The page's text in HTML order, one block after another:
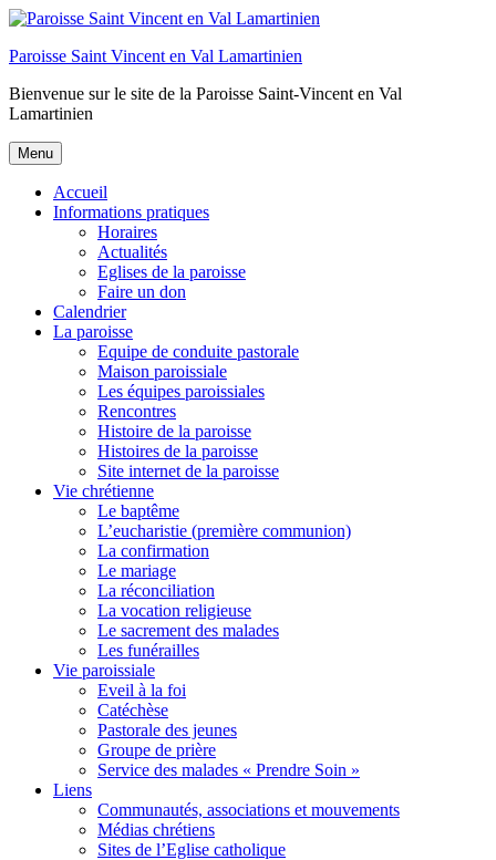
Aller
contenu
Paroisse Saint Vincent en Val Lamartinien
Bienvenue sur le site de la Paroisse Saint-Vincent en Val
Lamartinien
Menu
Accueil
Informations pratiques
Horaires
Actualités
Eglises de la paroisse
Faire un don
Calendrier
La paroisse
Equipe de conduite pastorale
Maison paroissiale
Les équipes paroissiales
Rencontres
Histoire de la paroisse
Histoires de la paroisse
Site internet de la paroisse
Vie chrétienne
Le baptême
L’eucharistie (première communion)
La confirmation
Le mariage
La réconciliation
La vocation religieuse
Le sacrement des malades
Les funérailles
Vie paroissiale
Eveil à la foi
Catéchèse
Pastorale des jeunes
Groupe de prière
Service des malades « Prendre Soin »
Liens
Communautés, associations et mouvements
Médias chrétiens
Sites de l’Eglise catholique